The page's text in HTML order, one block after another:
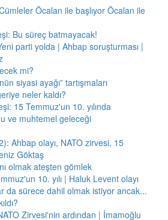
Öcalan ile başlıyor Öcalan ile
Bu süreç batmayacak!
parti yolda | Ahbap soruşturması |
mi?
siyasi ayağı” tartışmaları
neler kaldı?
15 Temmuz'un 10. yılında
ve muhtemel geleceği
Ahbap olayı, NATO zirvesi, 15
Göktaş
olmak ateşten gömlek
10. yılı | Haluk Levent olayı
da sürece dahil olmak istiyor ancak...
Zirvesi'nin ardından | İmamoğlu